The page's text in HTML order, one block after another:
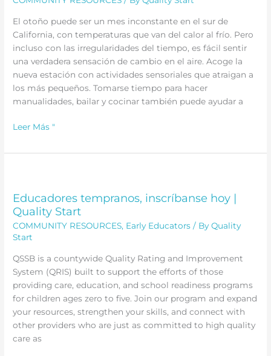
El otoño puede ser un mes inconstante en el sur de
California, con temperaturas que van del calor al frío. Pero
incluso con las irregularidades del tiempo, es fácil sentir
una verdadera sensación de cambio en el aire. Acoge la
nueva estación con actividades sensoriales que atraigan a
los más pequeños. Tomarse tiempo para hacer
manualidades, bailar y cocinar también puede ayudar a
Un
consciente
pequeños
aprendices:
¡cocinad,
jugad
cantad
juntos!
Leer Más "
Educadores tempranos, inscríbanse hoy |
Quality Start
COMMUNITY RESOURCES, Early Educators / ByQuality
Start
QSSB is a countywide Quality Rating and Improvement
System (QRIS) built to support the efforts of those
providing care, education, and school readiness programs
for children ages zero to five. Join our program and expand
your resources, strengthen your skills, and connect with
other providers who are just as committed to high quality
care as